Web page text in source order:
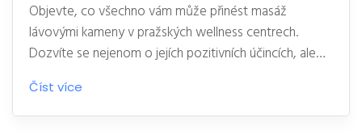
Objevte, co všechno vám může přinést masáž
lávovými kameny v pražských wellness centrech.
Dozvíte se nejenom o jejích pozitivních účincích, ale
také o tom, jak se na ni připravit a co od ní očekávat.
Masáž lávovými kameny má své kořeny v pradávných
kulturách a díky svým blahodárným účinkům získává
Číst více